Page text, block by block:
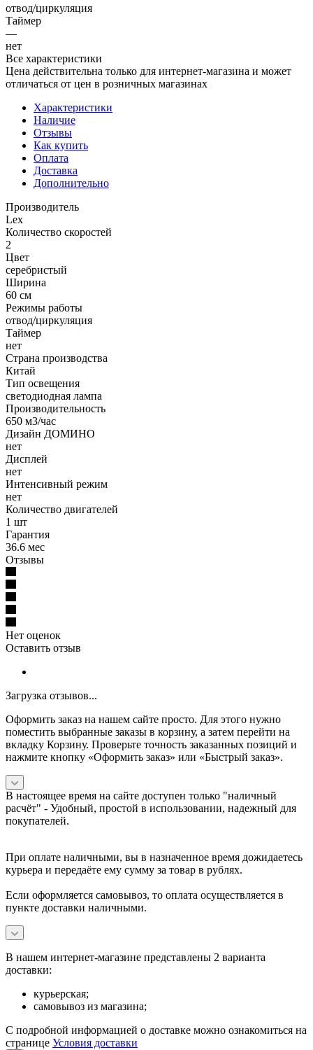
отвод/циркуляция
Таймер
—
нет
Все характеристики
Цена действительна только для интернет-магазина и может
отличаться от цен в розничных магазинах
Характеристики
Наличие
Отзывы
Как купить
Оплата
Доставка
Дополнительно
Производитель
Lex
Количество скоростей
2
Цвет
серебристый
Ширина
60 см
Режимы работы
отвод/циркуляция
Таймер
нет
Страна производства
Китай
Тип освещения
светодиодная лампа
Производительность
650 м3/час
Дизайн ДОМИНО
нет
Дисплей
нет
Интенсивный режим
нет
Количество двигателей
1 шт
Гарантия
36.6 мес
Отзывы
Нет оценок
Оставить отзыв
Загрузка отзывов...
Оформить заказ на нашем сайте просто. Для этого нужно
поместить выбранные заказы в корзину, а затем перейти на
вкладку Корзину. Проверьте точность заказанных позиций и
нажмите кнопку «Оформить заказ» или «Быстрый заказ».
В настоящее время на сайте доступен только "наличный
расчёт" - Удобный, простой в использовании, надежный для
покупателей.
При оплате наличными, вы в назначенное время дожидаетесь
курьера и передаёте ему сумму за товар в рублях.
Если оформляется самовывоз, то оплата осуществляется в
пункте доставки наличными.
В нашем интернет-магазине представлены 2 варианта
доставки:
курьерская;
самовывоз из магазина;
С подробной информацией о доставке можно ознакомиться на
странице Условия доставки